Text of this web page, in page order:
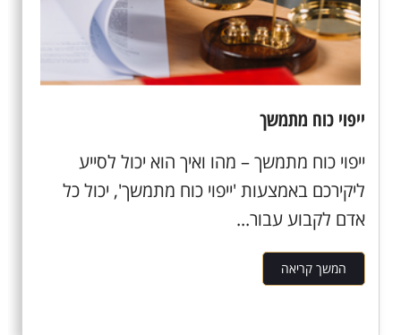
ייפוי כוח מתמשך
ייפוי כוח מתמשך – מהו ואיך הוא יכול לסייע
ליקירכם באמצעות 'ייפוי כוח מתמשך', יכול כל
אדם לקבוע עבור...
המשך קריאה